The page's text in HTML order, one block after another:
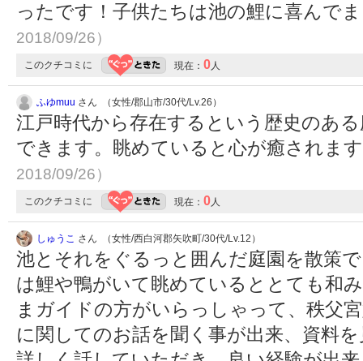
ったです！子供たちは池の鯉に喜んで
2018/09/26）
このクチコミに 現在： 0人
ふゆmuu さん （女性/郡山市/30代/Lv.26）
江戸時代から存在するという歴史のあ
できます。眺めていると心が癒されま
2018/09/26）
このクチコミに 現在： 0人
しゅうこ さん （女性/西白河郡矢吹町/30代/Lv.12）
池とそれをぐるっと囲んだ庭園を散策
は鯉や鴨がいて眺めているととても和
まガイドの方がいらっしゃって、秩父
に関してのお話を聞く事が出来、資料